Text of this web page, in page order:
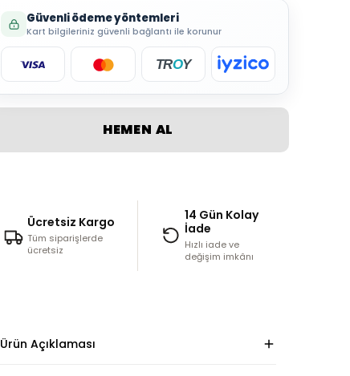
Güvenli ödeme yöntemleri
Kart bilgileriniz güvenli bağlantı ile korunur
TROY
HEMEN AL
Ücretsiz Kargo
Tüm siparişlerde
ücretsiz
14 Gün Kolay
İade
Hızlı iade ve
değişim imkânı
Ürün Açıklaması